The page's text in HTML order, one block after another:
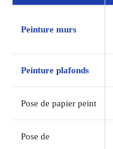
Peinture murs
Peinture plafonds
Pose de papier peint
Pose de